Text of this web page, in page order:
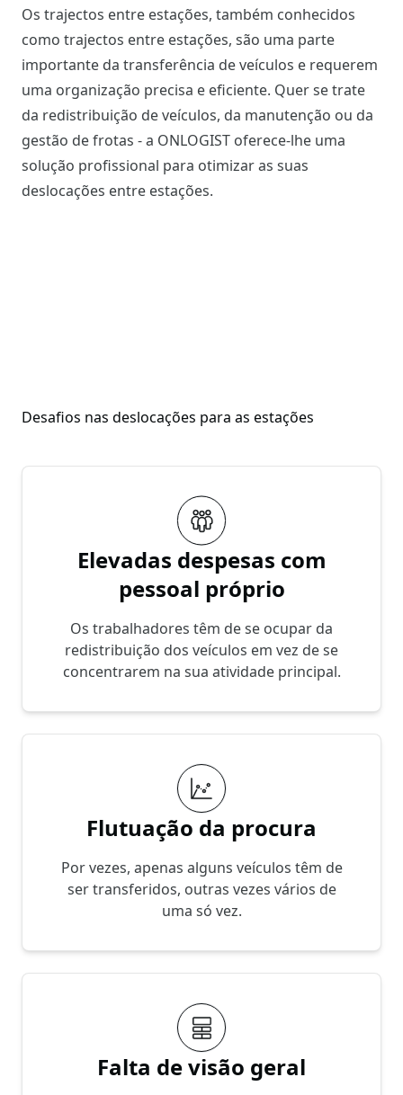
Os trajectos entre estações, também conhecidos
como trajectos entre estações, são uma parte
importante da transferência de veículos e requerem
uma organização precisa e eficiente. Quer se trate
da redistribuição de veículos, da manutenção ou da
gestão de frotas - a ONLOGIST oferece-lhe uma
solução profissional para otimizar as suas
deslocações entre estações.
Desafios nas deslocações para as estações
Elevadas despesas com
pessoal próprio
Os trabalhadores têm de se ocupar da
redistribuição dos veículos em vez de se
concentrarem na sua atividade principal.
Flutuação da procura
Por vezes, apenas alguns veículos têm de
ser transferidos, outras vezes vários de
uma só vez.
Falta de visão geral